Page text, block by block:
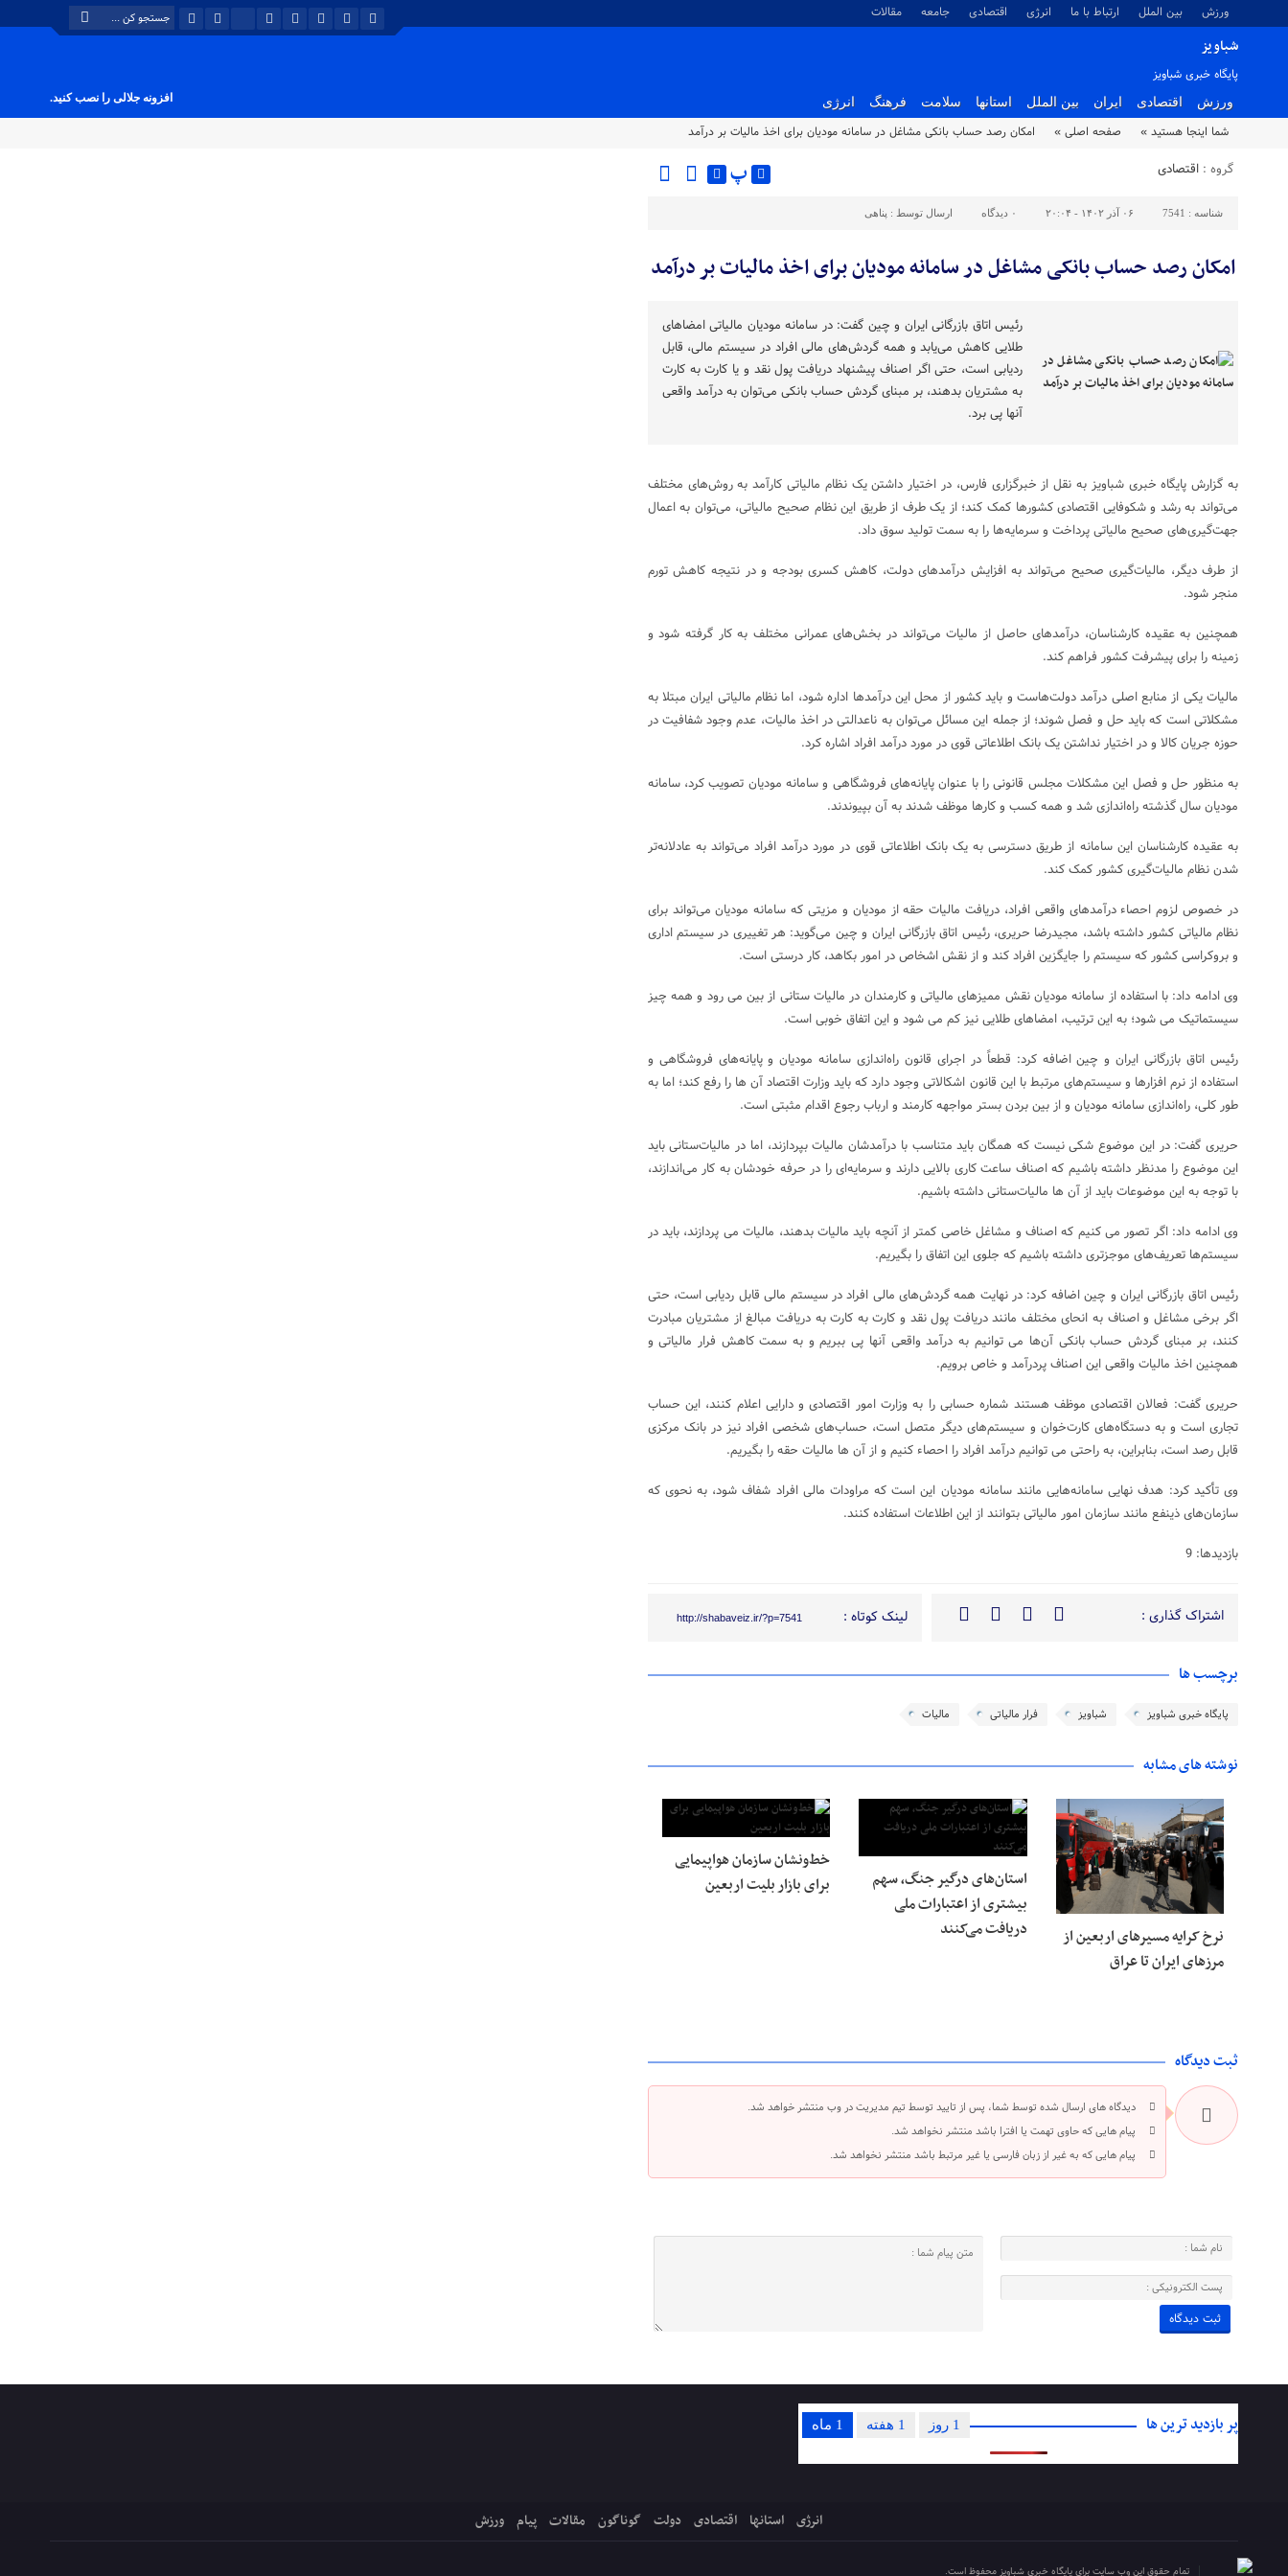
ورزش بین الملل ارتباط با ما انرژی اقتصادی جامعه مقالات
شباویز
پایگاه خبری شباویز
ورزش اقتصادی ایران بین الملل استانها سلامت فرهنگ انرژی افزونه جلالی را نصب کنید.
شما اینجا هستید » صفحه اصلی » امکان رصد حساب‌‌ بانکی مشاغل در سامانه مودیان برای ‌اخذ مالیات‌ بر درآمد‌
گروه : اقتصادی پ
شناسه : 7541 ۰۶ آذر ۱۴۰۲ - ۲۰:۰۴ ۰ دیدگاه ارسال توسط : پناهی
امکان رصد حساب‌‌ بانکی مشاغل در سامانه مودیان برای ‌اخذ مالیات‌ بر درآمد‌
رئیس اتاق بازرگانی ایران و چین گفت: در سامانه مودیان مالیاتی امضاهای
طلایی کاهش می‌یابد و همه گردش‌های مالی افراد در سیستم مالی، قابل
ردیابی است، حتی اگر اصناف پیشنهاد دریافت پول نقد و یا کارت به کارت
به مشتریان بدهند، بر مبنای گردش حساب بانکی می‌توان به درآمد واقعی
آنها پی برد.
به گزارش پایگاه خبری شباویز به نقل از خبرگزاری فارس، در اختیار داشتن یک نظام مالیاتی کارآمد به روش‌های مختلف
می‌تواند به رشد و شکوفایی اقتصادی کشورها کمک کند؛ از یک طرف از طریق این نظام صحیح مالیاتی، می‌توان به اعمال
جهت‌گیری‌های صحیح مالیاتی پرداخت و سرمایه‌ها را به سمت تولید سوق داد.
از طرف دیگر، مالیات‌گیری صحیح می‌تواند به افزایش درآمدهای دولت، کاهش کسری بودجه و در نتیجه کاهش تورم
منجر شود.
همچنین به عقیده کارشناسان، درآمدهای حاصل از مالیات می‌تواند در بخش‌های عمرانی مختلف به کار گرفته شود و
زمینه را برای پیشرفت کشور فراهم کند.
مالیات یکی از منابع اصلی درآمد دولت‌هاست و باید کشور از محل این درآمدها اداره شود، اما نظام مالیاتی ایران مبتلا به
مشکلاتی است که باید حل و فصل شوند؛ از جمله‌ این مسائل می‌توان به ناعدالتی در اخذ مالیات، عدم وجود شفافیت در
حوزه ‌جریان کالا و در اختیار نداشتن یک بانک اطلاعاتی قوی در مورد درآمد افراد اشاره کرد.
به منظور حل و فصل این مشکلات مجلس قانونی را با عنوان پایانه‌های فروشگاهی و سامانه‌ مودیان تصویب کرد، سامانه‌
مودیان سال گذشته راه‌اندازی شد و همه کسب و کارها موظف شدند به آن بپیوندند.
به عقیده‌ کارشناسان این سامانه از طریق دسترسی به یک بانک اطلاعاتی قوی در مورد درآمد افراد می‌تواند به عادلانه‌تر
شدن نظام مالیات‌گیری کشور کمک کند.
در خصوص لزوم احصاء درآمدهای واقعی افراد، دریافت مالیات حقه از مودیان و مزیتی که سامانه مودیان می‌تواند برای
نظام مالیاتی کشور داشته باشد، مجیدرضا حریری، رئیس اتاق بازرگانی ایران و چین می‌گوید: هر تغییری در سیستم اداری
و بروکراسی کشور که سیستم را جایگزین افراد کند و از نقش اشخاص در امور بکاهد، کار درستی است.
وی ادامه داد: با استفاده از سامانه مودیان نقش ممیزهای مالیاتی و کارمندان در مالیات ستانی از بین می رود و همه چیز
سیستماتیک می شود؛ به این ترتیب، امضاهای طلایی نیز کم می شود و این اتفاق خوبی است.
رئیس اتاق بازرگانی ایران و چین اضافه کرد: قطعاً در اجرای قانون راه‌اندازی سامانه مودیان و پایانه‌های فروشگاهی و
استفاده از نرم افزارها و سیستم‌های مرتبط با این قانون اشکالاتی وجود دارد که باید وزارت اقتصاد آن ها را رفع کند؛ اما به
طور کلی، راه‌اندازی سامانه مودیان و از بین بردن بستر مواجهه‌ کارمند و ارباب رجوع اقدام مثبتی است.
حریری گفت: در این موضوع شکی نیست که همگان باید متناسب با درآمدشان مالیات بپردازند، اما در مالیات‌ستانی باید
این موضوع را مدنظر داشته باشیم که اصناف ساعت کاری بالایی دارند و سرمایه‌ای را در حرفه ‌خودشان به کار می‌اندازند،
با توجه به این موضوعات باید از آن ها مالیات‌ستانی داشته باشیم.
وی ادامه داد: اگر تصور می کنیم که اصناف و مشاغل خاصی کمتر از آنچه باید مالیات بدهند، مالیات می پردازند، باید در
سیستم‌ها تعریف‌های موجزتری داشته باشیم که جلوی این اتفاق را بگیریم.
رئیس اتاق بازرگانی ایران و چین اضافه کرد: در نهایت همه گردش‌های مالی افراد در سیستم مالی قابل ردیابی است، حتی
اگر برخی مشاغل و اصناف به انحای مختلف مانند دریافت پول نقد و کارت به کارت به دریافت مبالغ از مشتریان مبادرت
کنند، بر مبنای گردش حساب بانکی آن‌ها می توانیم به درآمد واقعی آنها پی ببریم و به سمت کاهش فرار مالیاتی و
همچنین اخذ مالیات واقعی این اصناف پردرآمد و خاص برویم.
حریری گفت: فعالان اقتصادی موظف هستند شماره حسابی را به وزارت امور اقتصادی و دارایی اعلام کنند، این حساب
تجاری است و به دستگاه‌های کارت‌خوان و سیستم‌های دیگر متصل است، حساب‌های شخصی افراد نیز در بانک مرکزی
قابل رصد است، بنابراین، به راحتی می توانیم درآمد افراد را احصاء کنیم و از آن ها مالیات حقه را بگیریم.
وی ‌تأکید کرد: هدف نهایی سامانه‌هایی مانند سامانه مودیان این است که مراودات مالی افراد شفاف شود، به نحوی که
سازمان‌های ذینفع مانند سازمان امور مالیاتی بتوانند از این اطلاعات استفاده کنند.
بازدیدها: 9
اشتراک گذاری : لینک کوتاه : http://shabaveiz.ir/?p=7541
برچسب ها
پایگاه خبری شباویز شباویز فرار مالیاتی مالیات
نوشته های مشابه
نرخ کرایه مسیرهای اربعین از
مرزهای ایران تا عراق
استان‌های درگیر جنگ، سهم
بیشتری از اعتبارات ملی
دریافت می‌کنند
خط‌ونشان سازمان هواپیمایی
برای بازار بلیت اربعین
ثبت دیدگاه
دیدگاه های ارسال شده توسط شما، پس از تایید توسط تیم مدیریت در وب منتشر خواهد شد.
پیام هایی که حاوی تهمت یا افترا باشد منتشر نخواهد شد.
پیام هایی که به غیر از زبان فارسی یا غیر مرتبط باشد منتشر نخواهد شد.
پر بازدید ترین ها 1 ماه 1 هفته 1 روز
انرژی استانها اقتصادی دولت گوناگون مقالات پیام ورزش
تمام حقوق این وب سایت برای پایگاه خبری شباویز محفوظ است.